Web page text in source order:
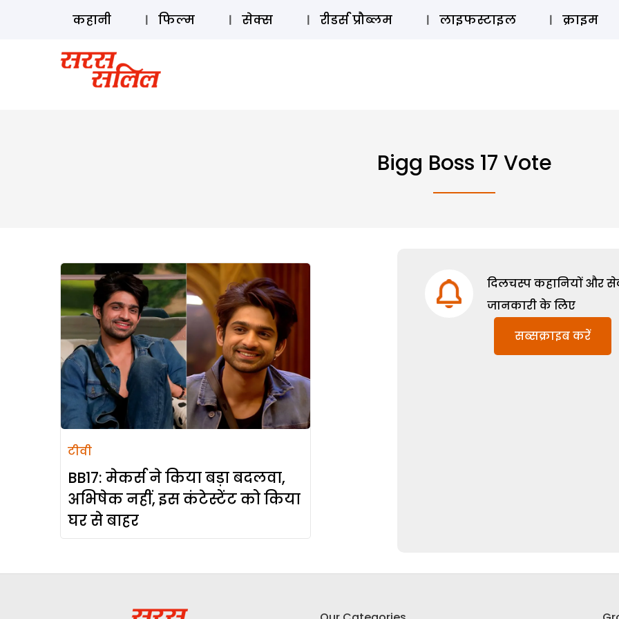
ऑडियो
कहानी फिल्म सेक्स रीडर्स प्रौब्लम लाइफस्टाइल क्राइम
Bigg Boss 17 Vote
टीवी
BB17: मेकर्स ने किया बड़ा बदलवा,
अभिषेक नहीं, इस कंटेस्टेंट को किया
घर से बाहर
दिलचस्प कहानियों और
जानकारी के लिए
सब्सक्राइब करें